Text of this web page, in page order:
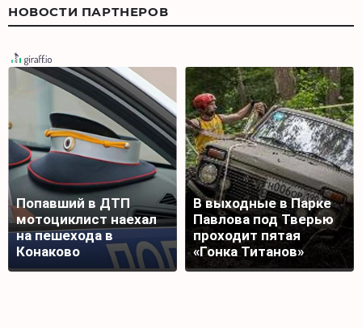
НОВОСТИ ПАРТНЕРОВ
Попавший в ДТП
мотоциклист наехал
на пешехода в
Конаково
В выходные в Парке
Павлова под Тверью
проходит пятая
«Гонка Титанов»